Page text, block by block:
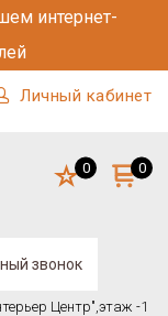
интернет-
Личный кабинет
звонок
Центр",этаж -1
0 0